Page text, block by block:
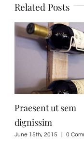
Related Posts
Praesent ut sem
dignissim
June 15th, 2015 0